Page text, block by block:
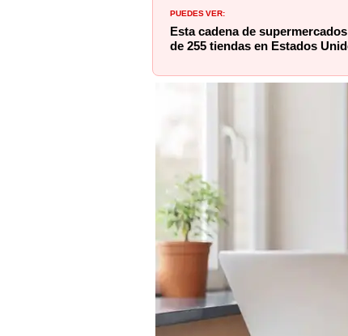
Esta cadena de
de 255 tiendas en Estados